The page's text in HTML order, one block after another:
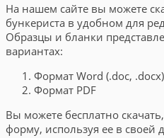
На нашем сайте вы можете
бункериста в удобном для
Образцы и бланки
вариантах:
Формат Word (.doc, .docx)
Формат PDF
Вы можете бесплатно
форму, используя ее в своей